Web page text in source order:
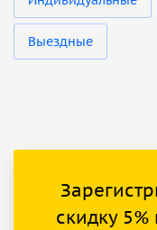
Выездные
скидку